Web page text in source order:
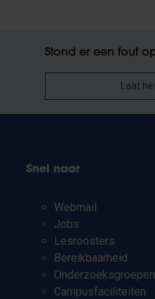
Stond er een fout
Laat
Snel naar
Webmail
Jobs
Lesroosters
Bereikbaarheid
Onderzoeksgroepen
Campusfaciliteiten